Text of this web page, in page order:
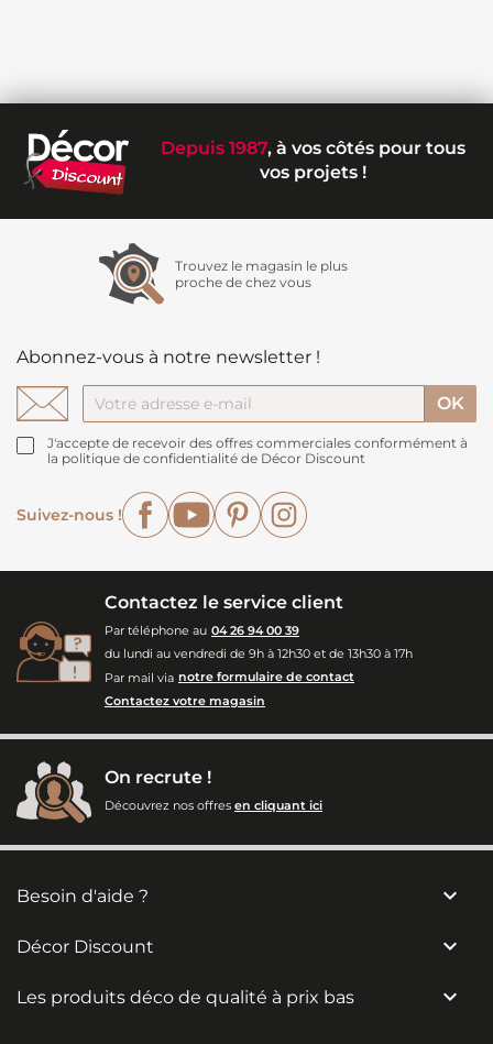
Depuis 1987, à vos côtés pour tous
vos projets !
Trouvez le magasin le plus
proche de chez vous
Abonnez-vous à notre newsletter !
J'accepte de recevoir des offres commerciales conformément à
la politique de confidentialité de Décor Discount
Suivez-nous !
FacebookYouTubePinterest
Contactez le service client
Par téléphone au 04 26 94 00 39
du lundi au vendredi de 9h à 12h30 et de 13h30 à 17h
Par mail via notre formulaire de contact
Contactez votre magasin
On recrute !
Découvrez nos offres en cliquant ici
Besoin d'aide ? 
Décor Discount 
Les produits déco de qualité à prix bas 